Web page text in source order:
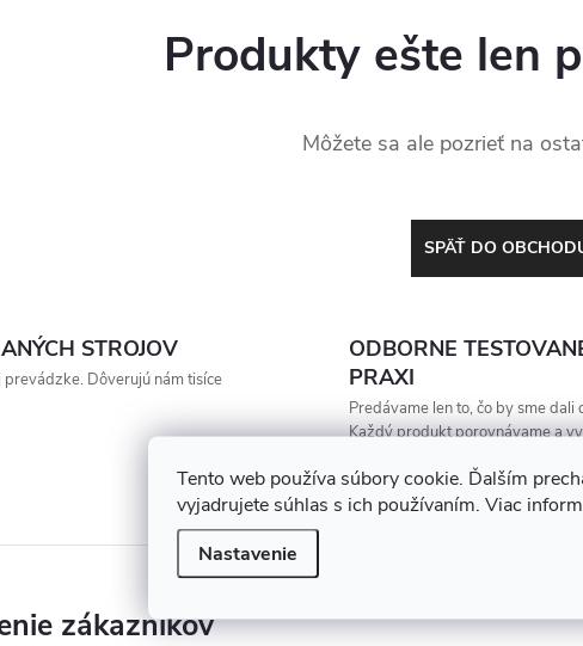
Tento web používa súbory cookie. Ďalším
vyjadrujete súhlas s ich používaním. Viac
Nastavenie
Produkty ešte len
Môžete sa ale pozrieť na
SPÄŤ DO
STROJOV
Dôverujú nám tisíce
ODBORNE
PRAXI
Predávame len to, čo by sme dali
Každý produkt porovnávame a
zákazníkov